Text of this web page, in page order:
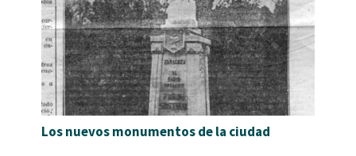
Los nuevos monumentos de la ciudad